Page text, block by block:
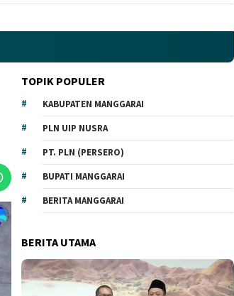
TOPIK POPULER
KABUPATEN MANGGARAI
PLN UIP NUSRA
PT. PLN (PERSERO)
BUPATI MANGGARAI
BERITA MANGGARAI
BERITA UTAMA